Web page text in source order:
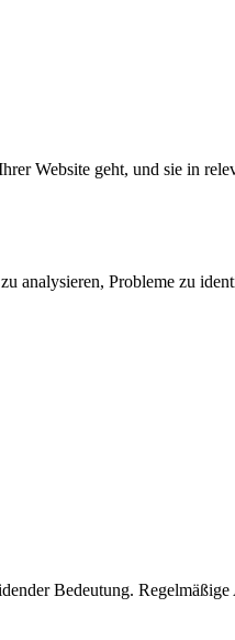
Website geht, und sie in
analysieren, Probleme zu
Bedeutung.